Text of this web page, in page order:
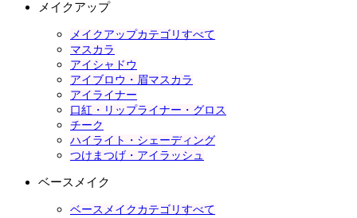
メイクアップ
メイクアップカテゴリすべて
マスカラ
アイシャドウ
アイブロウ・眉マスカラ
アイライナー
口紅・リップライナー・グロス
チーク
ハイライト・シェーディング
つけまつげ・アイラッシュ
ベースメイク
ベースメイクカテゴリすべて